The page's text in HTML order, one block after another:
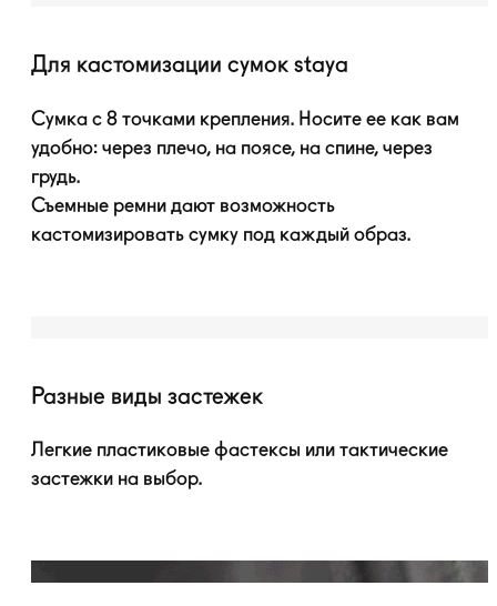
Для кастомизации сумок staya
Сумка с 8 точками крепления. Носите ее как вам
удобно: через плечо, на поясе, на спине, через
грудь.
Съемные ремни дают возможность
кастомизировать сумку под каждый образ.
Разные виды застежек
Легкие пластиковые фастексы или тактические
застежки на выбор.